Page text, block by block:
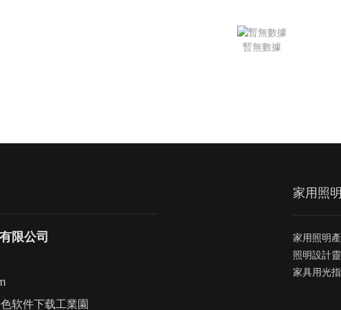
暫無數據
限公司
色软件下载工業園
家用照明
家用照明
照明設計
家具用光